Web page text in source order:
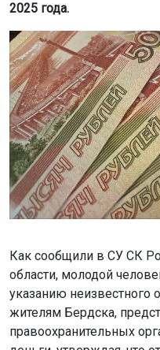
2025 года.
Как сообщили в СУ СК
области, молодой
указанию неизвестного
жителям Бердска,
правоохранительных